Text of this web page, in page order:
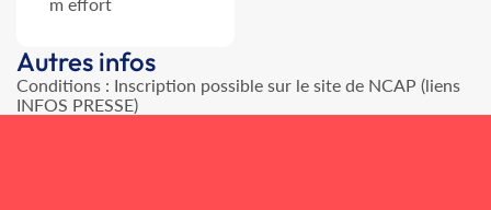
Autres infos
Conditions : Inscription possible sur le site de NCAP (liens
INFOS PRESSE)